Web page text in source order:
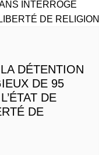
DÉTENTION
DE 95
DE
DE